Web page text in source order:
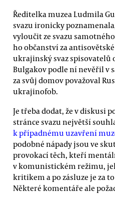
Ředitelka muzea Ludmila
svazu ironicky
vyloučit ze svazu
ho občanství za
ukrajinský svaz spisovatelů
Bulgakov podle ní nevěřil v
za svůj domov považoval
ukrajinofob.
Je třeba dodat, že v diskusi
stránce svazu největší
k případnému uzavření
podobné nápady jsou ve
provokací těch, kteří
v komunistickém režimu,
kritikem a po zásluze je za
Některé komentáře ale